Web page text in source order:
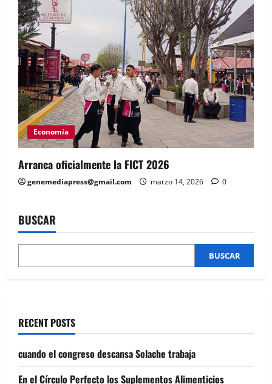
Economía
Arranca oficialmente la FICT 2026
genemediapress@gmail.com marzo 14, 2026 0
BUSCAR
BUSCAR
RECENT POSTS
cuando el congreso descansa Solache trabaja
En el Círculo Perfecto los Suplementos Alimenticios